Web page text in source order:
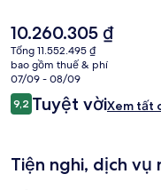
như 3 quán bar/khu
bơi. Du khách khen ngợi
Giá
hiện
tại
là
10.260.305 ₫
10.260.305 ₫
Tổng 11.552.495 ₫
bao gồm thuế & phí
07/09 - 08/09
Nhận
xét
9,29,2 trên 10,
Tuyệt vờiXem tất
Tiện nghi, dịch vụ